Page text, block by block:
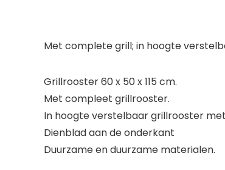
Met complete grill; in hoogte
Grillrooster 60 x 50 x 115 cm.
Met compleet grillrooster.
In hoogte verstelbaar grillrooster
Dienblad aan de onderkant
Duurzame en duurzame materialen.